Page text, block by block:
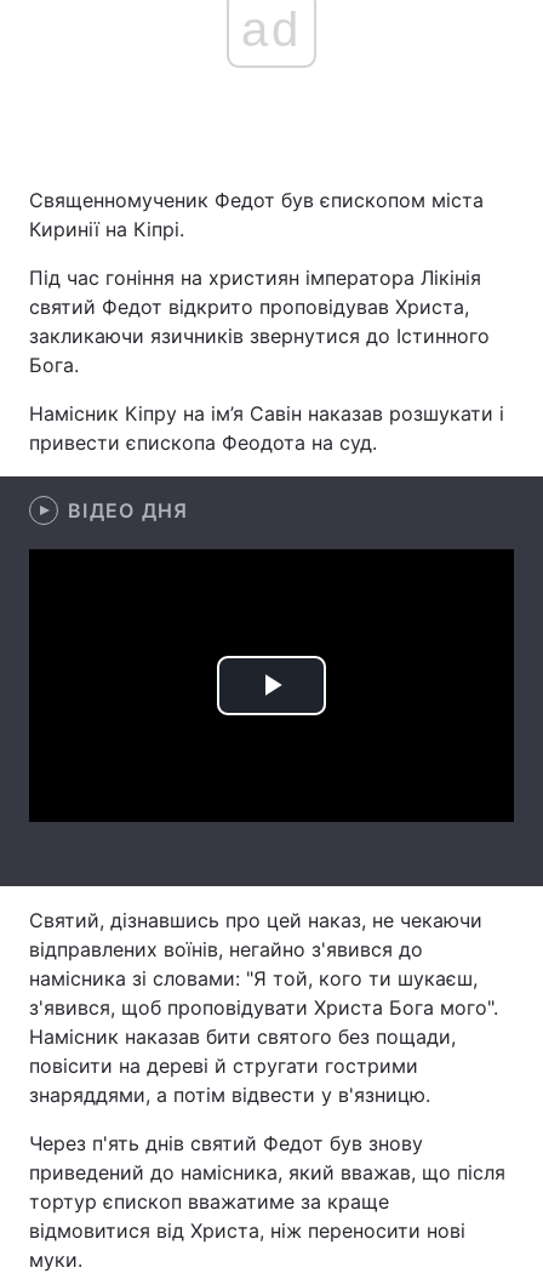
Головна
Україна Політика
Спорт
Відео з Youtube Статті
Інтерв'ю Думки
Архів Вакансії
Контакти
ad
Священномученик Федот був єпископом міста
Киринії на Кіпрі.
Під час гоніння на християн імператора Лікінія
святий Федот відкрито проповідував Христа,
закликаючи язичників звернутися до Істинного
Бога.
Намісник Кіпру на ім’я Савін наказав розшукати і
привести єпископа Феодота на суд.
ВІДЕО ДНЯ
Play
Святий, дізнавшись про цей наказ, не чекаючи
відправлених воїнів, негайно з'явився до
намісника зі словами: "Я той, кого ти шукаєш,
з'явився, щоб проповідувати Христа Бога мого".
Намісник наказав бити святого без пощади,
повісити на дереві й стругати гострими
знаряддями, а потім відвести у в'язницю.
Через п'ять днів святий Федот був знову
приведений до намісника, який вважав, що після
тортур єпископ вважатиме за краще
відмовитися від Христа, ніж переносити нові
муки.